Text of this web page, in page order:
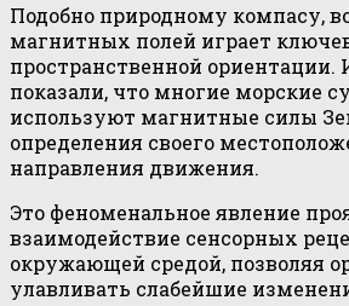
Подобно природному компасу,
магнитных полей играет
пространственной ориентации.
показали, что многие морские
используют магнитные силы
определения своего
направления движения.
Это феноменальное явление
взаимодействие сенсорных
окружающей средой, позволяя
улавливать слабейшие